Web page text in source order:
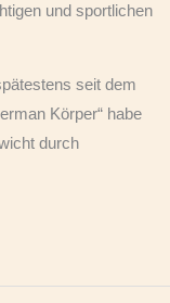
und sportlichen
seit dem
Körper“ habe
durch